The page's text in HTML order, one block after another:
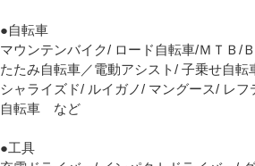
●自転車
マウンテンバイク/ ロード自転車/ＭＴＢ/
たたみ自転車／電動アシスト/ 子乗せ自転
シャライズド/ ルイガノ/ マングース/ レフ
自転車 など
●工具